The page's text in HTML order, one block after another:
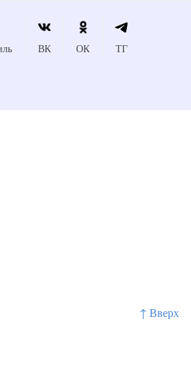
↑ Вверх
ВК ОК ТГ